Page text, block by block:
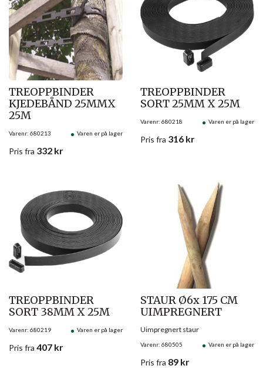
TREOPPBINDER
KJEDEBÅND 25MMX
25M
Varenr: 680213 Varen er på lager
Pris fra 332 kr
TREOPPBINDER
SORT 25MM X 25M
Varenr: 680218 Varen er på lager
Pris fra 316 kr
TREOPPBINDER
SORT 38MM X 25M
Varenr: 680219 Varen er på lager
Pris fra 407 kr
STAUR Ø6x 175 CM
UIMPREGNERT
Varenr: 680505 Varen er på lager
Uimpregnert staur
Pris fra 89 kr